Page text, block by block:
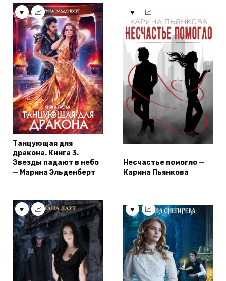
Танцующая для
дракона. Книга 3.
Звезды падают в небо
— Марина Эльденберт
Несчастье помогло —
Карина Пьянкова